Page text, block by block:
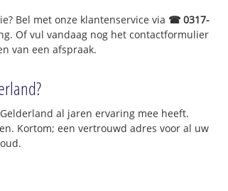
Bel met onze klantenservice via ☎ 0317-
Of vul vandaag nog het contactformulier
van een afspraak.
al jaren ervaring mee heeft.
Kortom; een vertrouwd adres voor al uw